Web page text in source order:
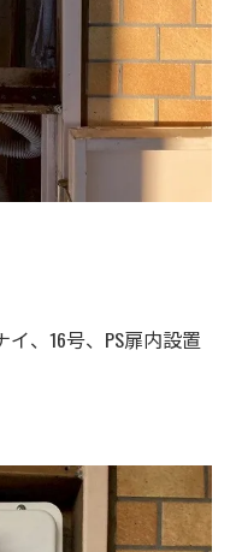
イ、16号、PS扉内設置